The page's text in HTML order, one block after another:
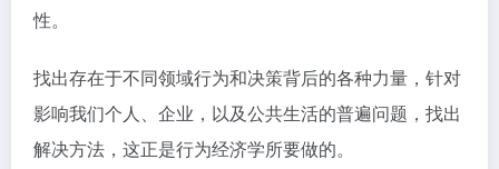
性。
找出存在于不同领域行为和决策背后的各种力量，针对
影响我们个人、企业，以及公共生活的普遍问题，找出
解决方法，这正是行为经济学所要做的。